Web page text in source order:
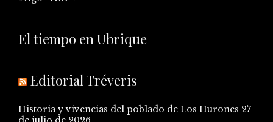
El tiempo en Ubrique
Editorial Tréveris
Historia y vivencias del poblado de Los Hurones 27